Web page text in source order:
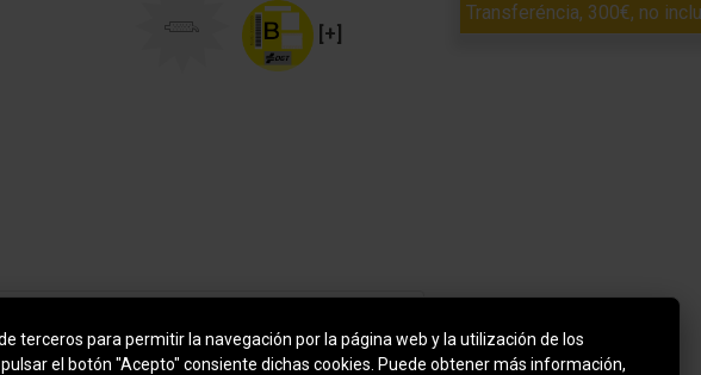
[+]
Transferéncia, 300€, no
terceros para permitir la navegación por la página web y la utilización de los
el botón "Acepto" consiente dichas cookies. Puede obtener más información,